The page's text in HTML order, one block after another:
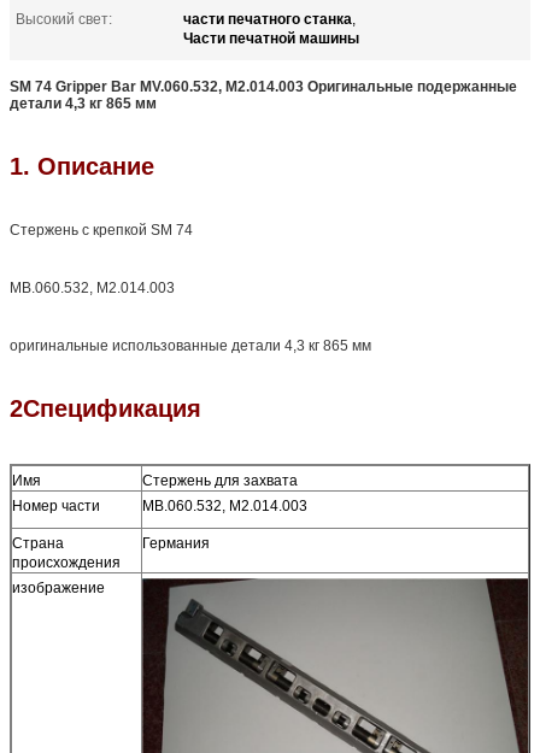
Высокий свет:
части печатного станка,
Части печатной машины
SM 74 Gripper Bar MV.060.532, М2.014.003 Оригинальные подержанные
детали 4,3 кг 865 мм
1. Описание
Стержень с крепкой SM 74
МВ.060.532, М2.014.003
оригинальные использованные детали 4,3 кг 865 мм
2Спецификация
Имя
Стержень для захвата
Номер части
МВ.060.532, М2.014.003
Страна
происхождения
Германия
изображение